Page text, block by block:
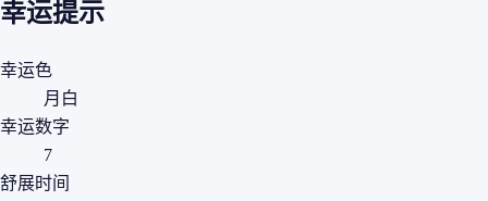
幸运提示
幸运色
月白
幸运数字
7
舒展时间